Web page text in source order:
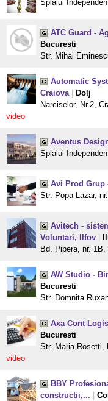
Splaiul
ATC Guard -
Bucuresti
Str. Mihai
Automatic
Craiova
Dolj
Narciselor, Nr.2,
video
Aventus
Splaiul
Avi Prod Grup
Str. Popa Lazar,
Avitech -
Voluntari, Ilfov
Bd. Pipera, nr.
AW Studio -
Bucuresti
Str. Domnita
Axa Cont
Bucuresti
Str. Maria Rosetti,
video
BBY
constructii,...